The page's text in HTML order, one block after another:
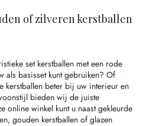
of zilveren kerstballen
set kerstballen met een rode
als basisset kunt gebruiken? Of
kerstballen beter bij uw interieur en
bieden wij de juiste
online winkel kunt u naast gekleurde
gouden kerstballen of glazen